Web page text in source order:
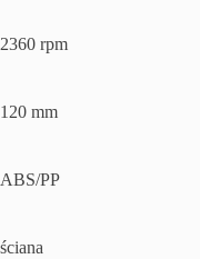
2360 rpm
120 mm
ABS/PP
ściana